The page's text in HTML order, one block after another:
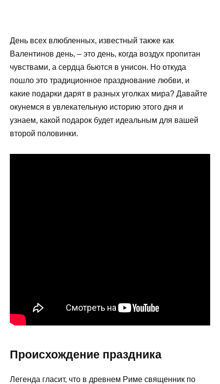
День всех влюбленных, известный также как
Валентинов день, – это день, когда воздух пропитан
чувствами, а сердца бьются в унисон. Но откуда
пошло это традиционное празднование любви, и
какие подарки дарят в разных уголках мира? Давайте
окунемся в увлекательную историю этого дня и
узнаем, какой подарок будет идеальным для вашей
второй половинки.
Происхождение праздника
Легенда гласит, что в древнем Риме священник по